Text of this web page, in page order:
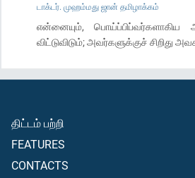
டாக்டர். முஹம்மது ஜான் தமிழாக்கம்
என்னையும், பொய்ப்பிப்வர்களாகிய
விட்டுவிடும்; அவர்களுக்குச் சிறிது
திட்டம் பற்றி
FEATURES
CONTACTS